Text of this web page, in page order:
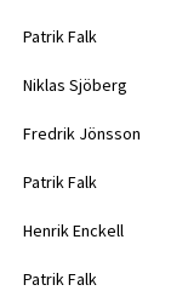
Patrik Falk
Niklas Sjöberg
Fredrik Jönsson
Patrik Falk
Henrik Enckell
Patrik Falk